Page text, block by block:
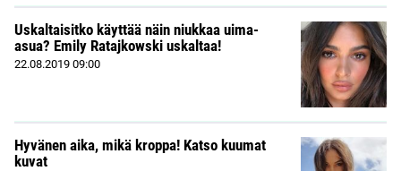
Uskaltaisitko käyttää näin niukkaa uima-
asua? Emily Ratajkowski uskaltaa!
22.08.2019 09:00
Hyvänen aika, mikä kroppa! Katso kuumat
kuvat